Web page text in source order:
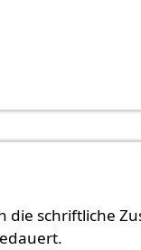
die schriftliche